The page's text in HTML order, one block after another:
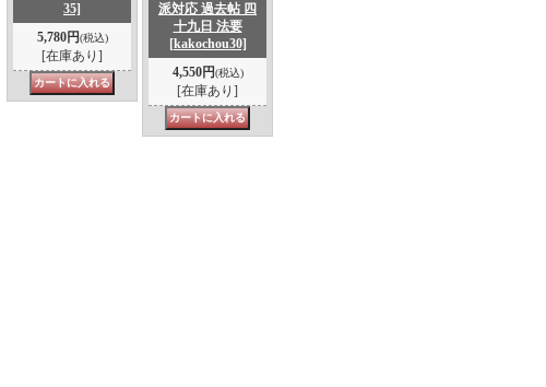
35]
5,780円(税込)
[在庫あり]
派対応 過去帖 四
十九日 法要
[kakochou30]
4,550円(税込)
[在庫あり]